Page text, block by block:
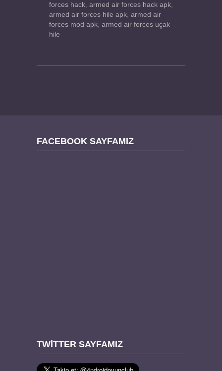
forces hack armed air forces hack apk
armed air forces hile apk armed air
forces mod apk armed air forces uçak
hile
FACEBOOK SAYFAMIZ
TWITTER SAYFAMIZ